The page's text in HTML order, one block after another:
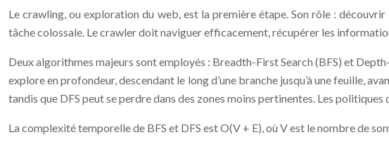
Le crawling, ou exploration du web, est la première étape. Son rôle :
tâche colossale. Le crawler doit naviguer efficacement, récupérer les
Deux algorithmes majeurs sont employés : Breadth-First Search (BFS) et
explore en profondeur, descendant le long d’une branche jusqu’à une feuille,
tandis que DFS peut se perdre dans des zones moins pertinentes. Les
La complexité temporelle de BFS et DFS est O(V + E), où V est le nombre de